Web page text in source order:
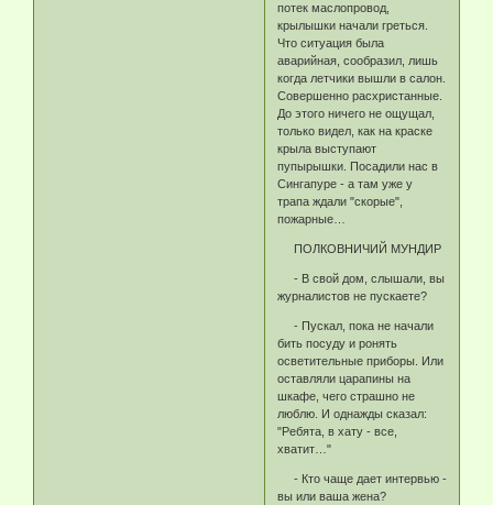
потек маслопровод,
крылышки начали греться.
Что ситуация была
аварийная, сообразил, лишь
когда летчики вышли в салон.
Совершенно расхристанные.
До этого ничего не ощущал,
только видел, как на краске
крыла выступают
пупырышки. Посадили нас в
Сингапуре - а там уже у
трапа ждали "скорые",
пожарные…
ПОЛКОВНИЧИЙ МУНДИР
- В свой дом, слышали, вы
журналистов не пускаете?
- Пускал, пока не начали
бить посуду и ронять
осветительные приборы. Или
оставляли царапины на
шкафе, чего страшно не
люблю. И однажды сказал:
"Ребята, в хату - все,
хватит…"
- Кто чаще дает интервью -
вы или ваша жена?